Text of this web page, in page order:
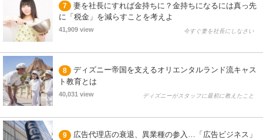
7
妻を社長にすれば金持ちに？金持ちになるには真っ先
に「税金」を減らすことを考えよ
41,909 view 今すぐ妻を社長にしなさい
8
ディズニー帝国を支えるオリエンタルランド流キャス
ト教育とは
40,031 view ディズニーがスタッフに最初に教えたこと
9
広告代理店の衰退、異業種の参入…「広告ビジネス」